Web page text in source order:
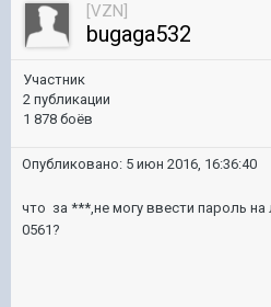
[VZN]
bugaga532
Участник
2 публикации
1 878 боёв
Опубликовано: 5 июн 2016, 16:36:40
что за ***,не могу ввести пароль
0561?